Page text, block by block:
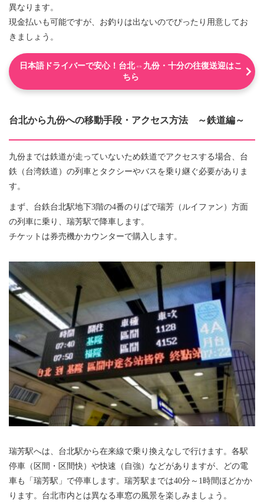
異なります。
現金払いも可能ですが、お釣りは出ないのでぴったり用意してお
きましょう。
日本語ドライバーで安心！台北⇔九份・十分の往復送迎はこ
ちら
台北から九份への移動手段・アクセス方法 ～鉄道編～
九份までは鉄道が走っていないため鉄道でアクセスする場合、台
鉄（台湾鉄道）の列車とタクシーやバスを乗り継ぐ必要がありま
す。
まず、台鉄台北駅地下3階の4番のりばで瑞芳（ルイファン）方面
の列車に乗り、瑞芳駅で降車します。
チケットは券売機かカウンターで購入します。
瑞芳駅へは、台北駅から在来線で乗り換えなしで行けます。各駅
停車（区間・区間快）や快速（自強）などがありますが、どの電
車も「瑞芳駅」で停車します。瑞芳駅までは40分～1時間ほどかか
ります。台北市内とは異なる車窓の風景を楽しみましょう。